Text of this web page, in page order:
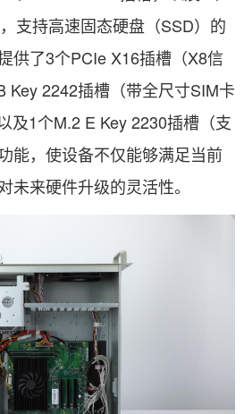
支持高速固态硬盘（SSD）的
供了3个PCIe X16插槽（X8信
Key 2242插槽（带全尺寸SIM卡
及1个M.2 E Key 2230插槽（支
能，使设备不仅能够满足当前
未来硬件升级的灵活性。